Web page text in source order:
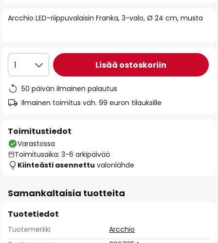
the
Arcchio LED-riippuvalaisin Franka, 3-valo, Ø 24 cm, musta
1 Lisää ostoskoriin
50 päivän ilmainen palautus
Ilmainen toimitus väh. 99 euron tilauksille
Toimitustiedot
Varastossa
Toimitusaika: 3-6 arkipäivää
Kiinteästi asennettu valonlähde
Samankaltaisia tuotteita
Tuotetiedot
Tuotemerkki
Arcchio